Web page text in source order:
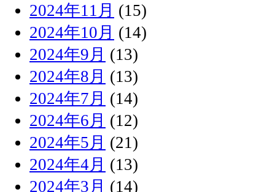
2024年11月 (15)
2024年10月 (14)
2024年9月 (13)
2024年8月 (13)
2024年7月 (14)
2024年6月 (12)
2024年5月 (21)
2024年4月 (13)
2024年3月 (14)